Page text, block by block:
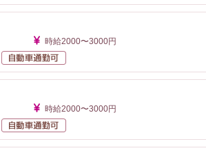
時給2000〜3000円
未経験者OK
時給2000〜3000円
未経験者OK